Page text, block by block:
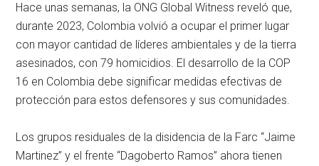
Hace unas semanas, la ONG Global Witness reveló que,
durante 2023, Colombia volvió a ocupar el primer lugar
con mayor cantidad de líderes ambientales y de la tierra
asesinados, con 79 homicidios. El desarrollo de la COP
16 en Colombia debe significar medidas efectivas de
protección para estos defensores y sus comunidades.
Los grupos residuales de la disidencia de la Farc “Jaime
Martinez” y el frente “Dagoberto Ramos” ahora tienen